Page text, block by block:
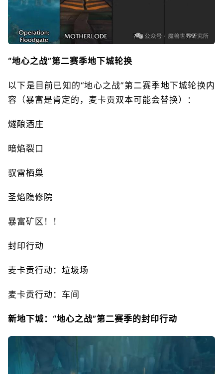
“地心之战”第二赛季地下城轮换
以下是目前已知的“地心之战”第二赛季地下城轮换内
容（暴富是肯定的，麦卡贡双本可能会替换）：
燧酿酒庄
暗焰裂口
驭雷栖巢
圣焰隐修院
暴富矿区！！
封印行动
麦卡贡行动：垃圾场
麦卡贡行动：车间
新地下城：“地心之战”第二赛季的封印行动